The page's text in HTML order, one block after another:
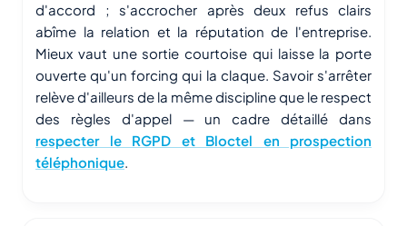
d'accord ; s'accrocher après deux refus clairs
abîme la relation et la réputation de l'entreprise.
Mieux vaut une sortie courtoise qui laisse la porte
ouverte qu'un forcing qui la claque. Savoir s'arrêter
relève d'ailleurs de la même discipline que le respect
des règles d'appel — un cadre détaillé dans
respecter le RGPD et Bloctel en prospection
téléphonique.